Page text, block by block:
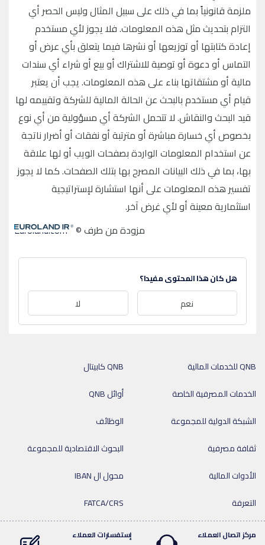
هل كان هذا المحتوى مفيدا؟
نعم لا
QNB كابيتال
QNB للخدمات المالية
أوائل QNB
الخدمات المصرفية الخاصة
الوظائف
الشبكة الدولية للمجموعة
البحوث الاقتصادية للمجموعة
ثقافة مصرفية
محول ال IBAN
الأدوات المالية
FATCA/CRS
التعرفة
مركز اتصال العملاء
إستفسارات العملاء